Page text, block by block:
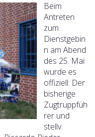
Beim
Antreten
zum
Dienstgebin
n am Abend
des 25. Mai
wurde es
offiziell: Der
bisherige
Zugtruppfüh
rer und
stellv.